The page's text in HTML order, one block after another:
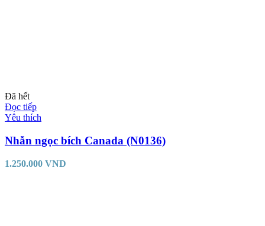
Đã hết
Đọc tiếp
Yêu thích
Nhẫn ngọc bích Canada (N0136)
1.250.000 VND